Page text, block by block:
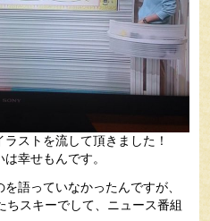
ストを流して頂きました！
幸せもんです。
語っていなかったんですが、
ちスキーでして、ニュース番組